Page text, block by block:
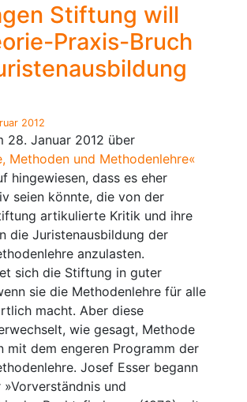
Stiftung will
Praxis-Bruch
2012
28. Januar 2012 über
Methoden und Methodenlehre«
hingewiesen, dass es eher
seien könnte, die von der
artikulierte Kritik und ihre
die Juristenausbildung der
anzulasten.
sich die Stiftung in guter
sie die Methodenlehre für alle
macht. Aber diese
wie gesagt, Methode
mit dem engeren Programm der
Josef Esser begann
»Vorverständnis und